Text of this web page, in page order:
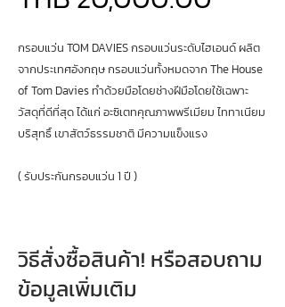
กรอบแว่น TOM DAVIES กรอบแว่นระดับไฮเอนด์ ผลิต
จากประเทศอังกฤษ กรอบแว่นทั้งหมดจาก The House
of Tom Davies ทำด้วยมือโดยช่างฝีมือโดยใช้เฉพาะ
วัสดุที่ดีที่สุด ได้แก่ อะซิเตทคุณภาพพรีเมียม ไททาเนียม
บริสุทธิ์ เขาสัตว์ธรรมชาติ มีความแข็งแรง
( รับประกันกรอบแว่น 1 ปี )
วิธีสั่งซื้อสินค้า! หรือสอบถาม
ข้อมูลเพิ่มเติม